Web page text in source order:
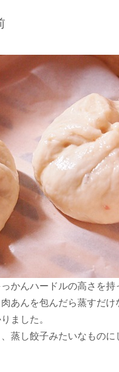
かんハードルの高さを
あんを包んだら蒸すだけ
ました。
蒸し餃子みたいなもの